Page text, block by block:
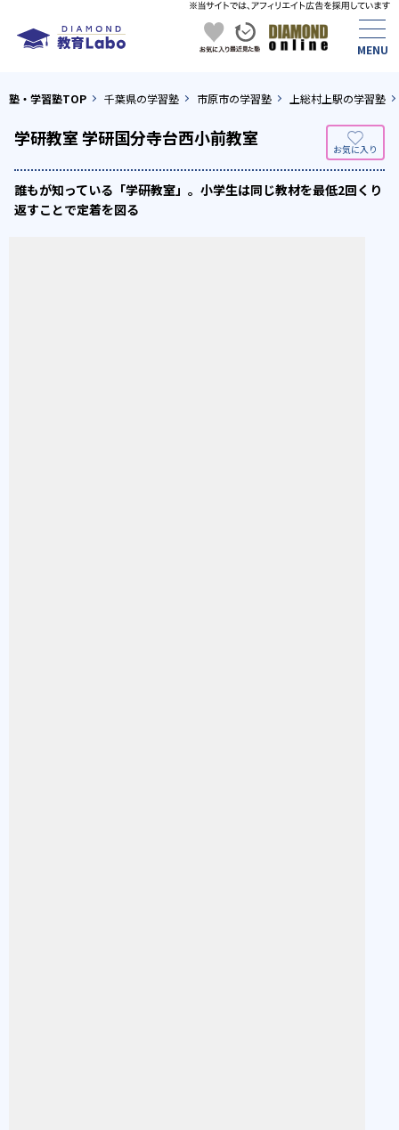
塾・学習塾TOP 千葉県の学習塾 市原市の学習塾 上総村上駅の学習塾
学研教室 学研国分寺台西小前教室
誰もが知っている「学研教室」。小学生は同じ教材を最低2回くり
返すことで定着を図る